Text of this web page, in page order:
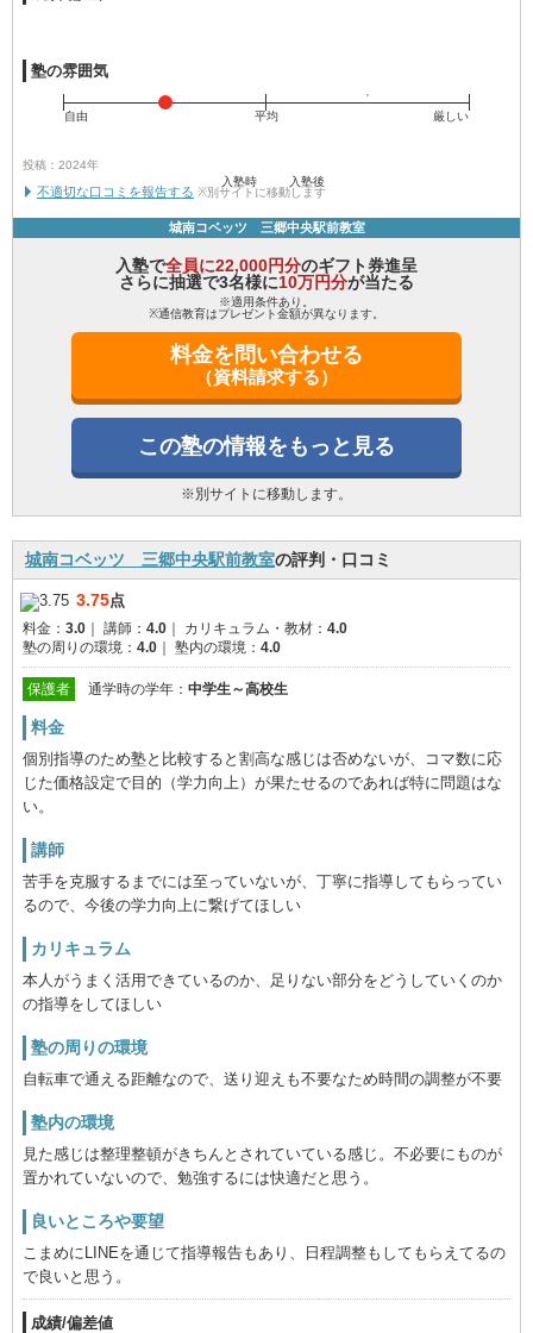
入塾時 入塾後
塾の雰囲気
自由 平均 厳しい
投稿：2024年
不適切な口コミを報告する ※別サイトに移動します
城南コベッツ 三郷中央駅前教室
入塾で全員に22,000円分のギフト券進呈
さらに抽選で3名様に10万円分が当たる
※適用条件あり。
※通信教育はプレゼント金額が異なります。
料金を問い合わせる
（資料請求する）
この塾の情報をもっと見る
※別サイトに移動します。
城南コベッツ 三郷中央駅前教室の評判・口コミ
3.75点
料金： 3.0 講師： 4.0 カリキュラム・教材： 4.0
塾の周りの環境： 4.0 塾内の環境： 4.0
保護者 通学時の学年： 中学生～高校生
料金
個別指導のため塾と比較すると割高な感じは否めないが、コマ数に応
じた価格設定で目的（学力向上）が果たせるのであれば特に問題はな
い。
講師
苦手を克服するまでには至っていないが、丁寧に指導してもらってい
るので、今後の学力向上に繋げてほしい
カリキュラム
本人がうまく活用できているのか、足りない部分をどうしていくのか
の指導をしてほしい
塾の周りの環境
自転車で通える距離なので、送り迎えも不要なため時間の調整が不要
塾内の環境
見た感じは整理整頓がきちんとされていている感じ。不必要にものが
置かれていないので、勉強するには快適だと思う。
良いところや要望
こまめにLINEを通じて指導報告もあり、日程調整もしてもらえてるの
で良いと思う。
成績/偏差値